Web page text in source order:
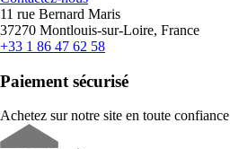
11 rue Bernard Maris
37270 Montlouis-sur-Loire, France
+33 1 86 47 62 58
Paiement sécurisé
Achetez sur notre site en toute confiance